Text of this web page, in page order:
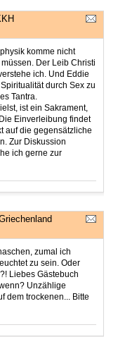
komme nicht
Der Leib Christi
ich. Und Eddie
durch Sex zu
Tantra.
ist ein Sakrament,
Einverleibung findet
auf die gegensätzliche
Zur Diskussion
ich gerne zur
zumal ich
zu sein. Oder
Liebes Gästebuch
Unzählige
dem trockenen... Bitte